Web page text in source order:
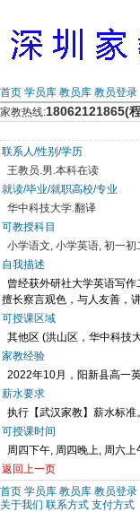
首页 学员库 教员库 教员登录
家教热线:18062121865(
联系人/性别/学历
王教员.男.本科在读
就读/毕业/就职高校/专业
华中科技大学.翻译
可教授科目
小学语文, 小学英语, 初一
自我描述
曾经获外研社大学英语写
擅长察言观色，与人友善，
可授课区域
其他区 (洪山区，华中科技
家教经验
2022年10月，阳新县高一
薪水要求
执行【武汉家教】薪水标准。
可授课时间
周四下午, 周四晚上, 周六
返回上一页
首页 学员库 教员库 教员登录
关于我们 联系方式 支付方式